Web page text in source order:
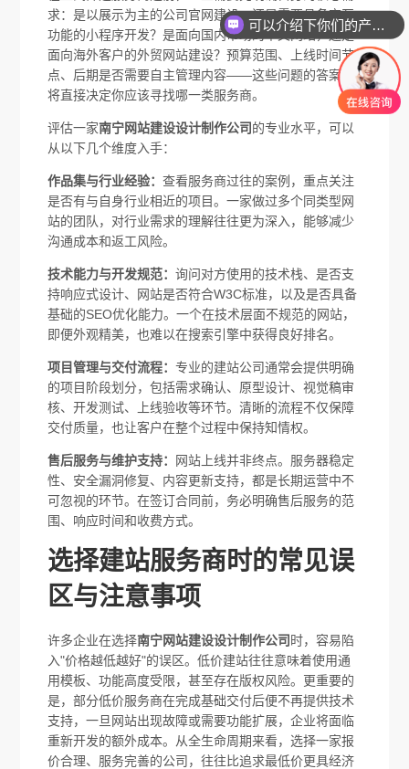
求：是以展示为主的公司官网建设，还是需要具备交互
功能的小程序开发？是面向国内市场的中文网站，还是
面向海外客户的外贸网站建设？预算范围、上线时间节
点、后期是否需要自主管理内容——这些问题的答案，
将直接决定你应该寻找哪一类服务商。
评估一家南宁网站建设设计制作公司的专业水平，可以
从以下几个维度入手：
作品集与行业经验：查看服务商过往的案例，重点关注
是否有与自身行业相近的项目。一家做过多个同类型网
站的团队，对行业需求的理解往往更为深入，能够减少
沟通成本和返工风险。
技术能力与开发规范：询问对方使用的技术栈、是否支
持响应式设计、网站是否符合W3C标准，以及是否具备
基础的SEO优化能力。一个在技术层面不规范的网站，
即便外观精美，也难以在搜索引擎中获得良好排名。
项目管理与交付流程：专业的建站公司通常会提供明确
的项目阶段划分，包括需求确认、原型设计、视觉稿审
核、开发测试、上线验收等环节。清晰的流程不仅保障
交付质量，也让客户在整个过程中保持知情权。
售后服务与维护支持： 网站上线并非终点。服务器稳定
性、安全漏洞修复、内容更新支持，都是长期运营中不
可忽视的环节。在签订合同前，务必明确售后服务的范
围、响应时间和收费方式。
选择建站服务商时的常见误
区与注意事项
许多企业在选择南宁网站建设设计制作公司时，容易陷
入"价格越低越好"的误区。低价建站往往意味着使用通
用模板、功能高度受限，甚至存在版权风险。更重要的
是，部分低价服务商在完成基础交付后便不再提供技术
支持，一旦网站出现故障或需要功能扩展，企业将面临
重新开发的额外成本。从全生命周期来看，选择一家报
价合理、服务完善的公司，往往比追求最低价更具经济